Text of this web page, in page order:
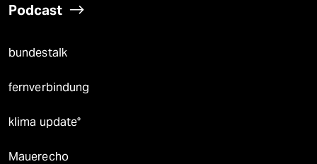
Podcast
bundestalk
fernverbindung
klima update°
Mauerecho